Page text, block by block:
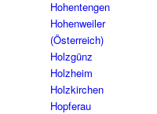
Hohentengen
Hohenweiler
(Österreich)
Holzgünz
Holzheim
Holzkirchen
Hopferau